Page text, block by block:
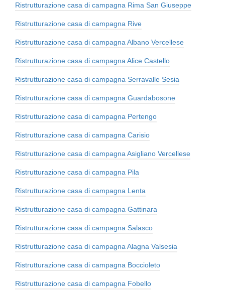
Ristrutturazione casa di campagna Rima San Giuseppe
Ristrutturazione casa di campagna Rive
Ristrutturazione casa di campagna Albano Vercellese
Ristrutturazione casa di campagna Alice Castello
Ristrutturazione casa di campagna Serravalle Sesia
Ristrutturazione casa di campagna Guardabosone
Ristrutturazione casa di campagna Pertengo
Ristrutturazione casa di campagna Carisio
Ristrutturazione casa di campagna Asigliano Vercellese
Ristrutturazione casa di campagna Pila
Ristrutturazione casa di campagna Lenta
Ristrutturazione casa di campagna Gattinara
Ristrutturazione casa di campagna Salasco
Ristrutturazione casa di campagna Alagna Valsesia
Ristrutturazione casa di campagna Boccioleto
Ristrutturazione casa di campagna Fobello